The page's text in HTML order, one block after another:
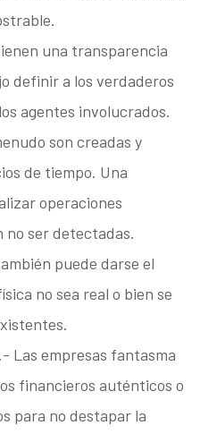
una transparencia
definir a los verdaderos
agentes involucrados.
son creadas y
de tiempo. Una
operaciones
ser detectadas.
puede darse el
no sea real o bien se
.- Las empresas fantasma
financieros auténticos o
para no destapar la